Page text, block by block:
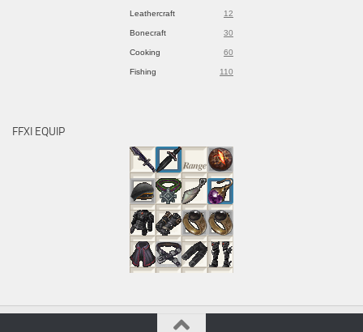
Leathercraft 12
Bonecraft 30
Cooking 60
Fishing 110
FFXI EQUIP